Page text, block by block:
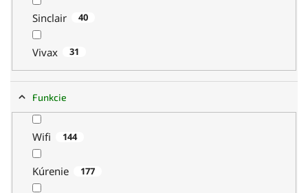
Sinclair 40
Vivax 31
Funkcie
Wifi 144
Kúrenie 177